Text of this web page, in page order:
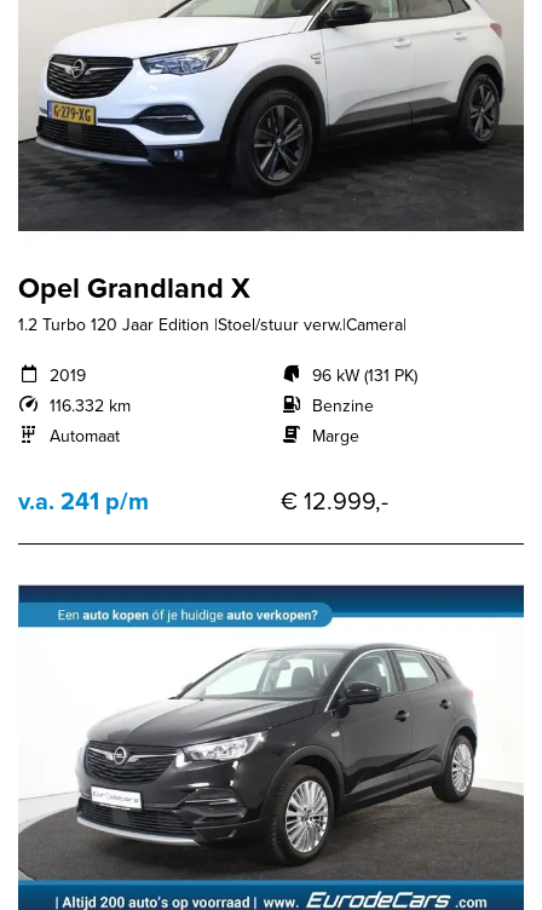
Opel Grandland X
1.2 Turbo 120 Jaar Edition |Stoel/stuur verw.|Camera|
2019
116.332 km
Automaat
96 kW (131 PK)
Benzine
Marge
v.a. 241 p/m € 12.999,-